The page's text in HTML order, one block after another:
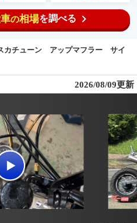
の相場を調べる
チューン アップマフラー サイ
2026/08/09更新